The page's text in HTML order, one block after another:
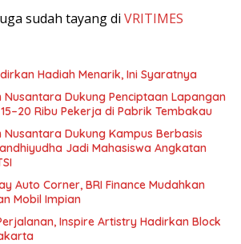
sudah tayang di VRITIMES
Hadiah Menarik, Ini Syaratnya
Nusantara Dukung Penciptaan Lapangan
Ribu Pekerja di Pabrik Tembakau
Nusantara Dukung Kampus Berbasis
Jadi Mahasiswa Angkatan
Auto Corner, BRI Finance Mudahkan
Mobil Impian
Inspire Artistry Hadirkan Block